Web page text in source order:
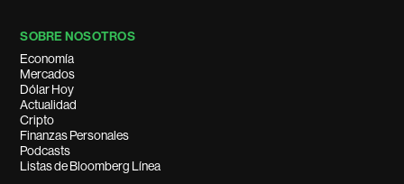
SOBRE NOSOTROS
Economía
Mercados
Dólar Hoy
Actualidad
Cripto
Finanzas Personales
Podcasts
Listas de Bloomberg Línea